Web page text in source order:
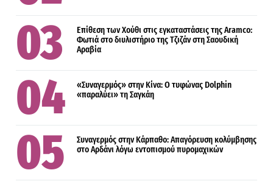
Επίθεση των Χούθι στις εγκαταστάσεις της Aramco:
Φωτιά στο διυλιστήριο της Τζιζάν στη Σαουδική
Αραβία
«Συναγερμός» στην Κίνα: Ο τυφώνας Dolphin
«παραλύει» τη Σαγκάη
Συναγερμός στην Κάρπαθο: Απαγόρευση κολύμβησης
στο Αρδάνι λόγω εντοπισμού πυρομαχικών